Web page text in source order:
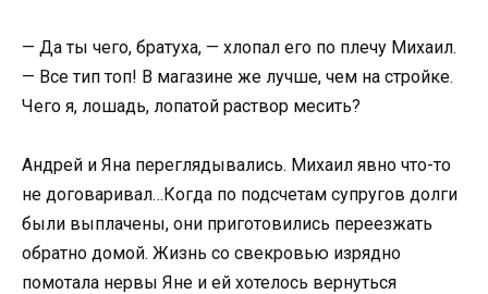
— Да ты чего, братуха, — хлопал его по плечу Михаил.
— Все тип топ! В магазине же лучше, чем на стройке.
Чего я, лошадь, лопатой раствор месить?
Андрей и Яна переглядывались. Михаил явно что-то
не договаривал…Когда по подсчетам супругов долги
были выплачены, они приготовились переезжать
обратно домой. Жизнь со свекровью изрядно
помотала нервы Яне и ей хотелось вернуться